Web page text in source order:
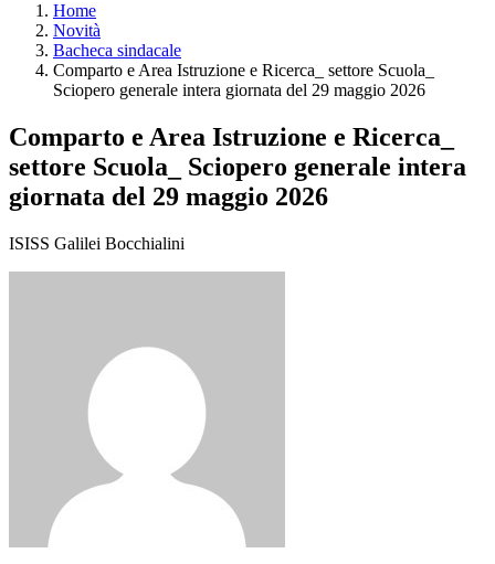
Home
Novità
Bacheca sindacale
Comparto e Area Istruzione e Ricerca_ settore Scuola_
Sciopero generale intera giornata del 29 maggio 2026
Comparto e Area Istruzione e Ricerca_
settore Scuola_ Sciopero generale intera
giornata del 29 maggio 2026
ISISS Galilei Bocchialini